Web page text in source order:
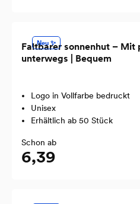
Neu ✨
Faltbarer sonnenhut – Mit
unterwegs | Bequem
Logo in Vollfarbe bedruckt
Unisex
Erhältlich ab 50 Stück
Schon ab
6,39